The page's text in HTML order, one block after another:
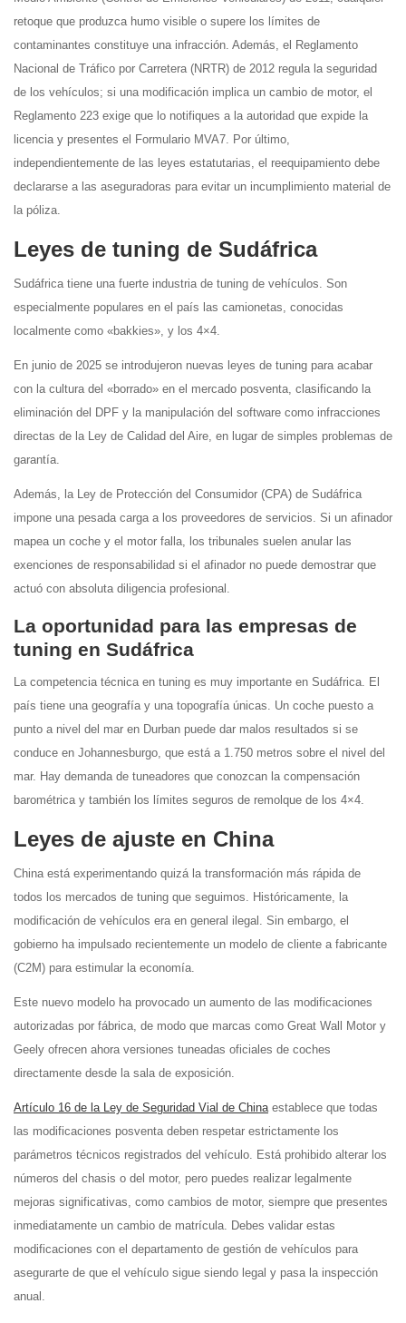
retoque que produzca humo visible o supere los límites de
contaminantes constituye una infracción. Además, el Reglamento
Nacional de Tráfico por Carretera (NRTR) de 2012 regula la seguridad
de los vehículos; si una modificación implica un cambio de motor, el
Reglamento 223 exige que lo notifiques a la autoridad que expide la
licencia y presentes el Formulario MVA7. Por último,
independientemente de las leyes estatutarias, el reequipamiento debe
declararse a las aseguradoras para evitar un incumplimiento material de
la póliza.
Leyes de tuning de Sudáfrica
Sudáfrica tiene una fuerte industria de tuning de vehículos. Son
especialmente populares en el país las camionetas, conocidas
localmente como «bakkies», y los 4×4.
En junio de 2025 se introdujeron nuevas leyes de tuning para acabar
con la cultura del «borrado» en el mercado posventa, clasificando la
eliminación del DPF y la manipulación del software como infracciones
directas de la Ley de Calidad del Aire, en lugar de simples problemas de
garantía.
Además, la Ley de Protección del Consumidor (CPA) de Sudáfrica
impone una pesada carga a los proveedores de servicios. Si un afinador
mapea un coche y el motor falla, los tribunales suelen anular las
exenciones de responsabilidad si el afinador no puede demostrar que
actuó con absoluta diligencia profesional.
La oportunidad para las empresas de
tuning en Sudáfrica
La competencia técnica en tuning es muy importante en Sudáfrica. El
país tiene una geografía y una topografía únicas. Un coche puesto a
punto a nivel del mar en Durban puede dar malos resultados si se
conduce en Johannesburgo, que está a 1.750 metros sobre el nivel del
mar. Hay demanda de tuneadores que conozcan la compensación
barométrica y también los límites seguros de remolque de los 4×4.
Leyes de ajuste en China
China está experimentando quizá la transformación más rápida de
todos los mercados de tuning que seguimos. Históricamente, la
modificación de vehículos era en general ilegal. Sin embargo, el
gobierno ha impulsado recientemente un modelo de cliente a fabricante
(C2M) para estimular la economía.
Este nuevo modelo ha provocado un aumento de las modificaciones
autorizadas por fábrica, de modo que marcas como Great Wall Motor y
Geely ofrecen ahora versiones tuneadas oficiales de coches
directamente desde la sala de exposición.
Artículo 16 de la Ley de Seguridad Vial de Chinaestablece que todas
las modificaciones posventa deben respetar estrictamente los
parámetros técnicos registrados del vehículo. Está prohibido alterar los
números del chasis o del motor, pero puedes realizar legalmente
mejoras significativas, como cambios de motor, siempre que presentes
inmediatamente un cambio de matrícula. Debes validar estas
modificaciones con el departamento de gestión de vehículos para
asegurarte de que el vehículo sigue siendo legal y pasa la inspección
anual.